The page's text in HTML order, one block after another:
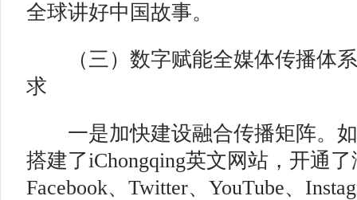
全球讲好中国故事。
（三）数字赋能全媒体传播体
求
一是加快建设融合传播矩阵。如
搭建了iChongqing英文网站，开通
Facebook、Twitter、YouTube、